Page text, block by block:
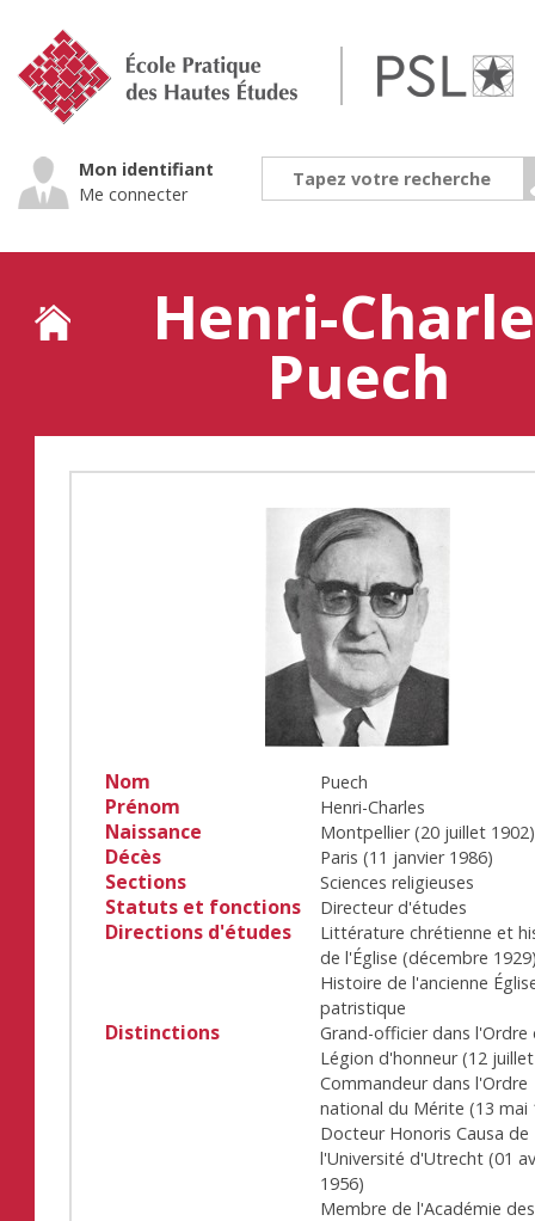
navigation
Mon identifiant
Me connecter
Henri-
Puech
Back
Nom Puech
Prénom Henri-Charles
Naissance Montpellier (20 juillet 1902)
Décès Paris (11 janvier 1986)
Sections Sciences religieuses
Statuts et fonctions Directeur d'études
Directions d'études
Littérature chrétienne et
de l'Église (décembre 1929
Histoire de l'ancienne
patristique
Distinctions
Grand-officier dans l'Ordre
Légion d'honneur (12
Commandeur dans l'Ordre
national du Mérite (13 mai
Docteur Honoris Causa de
l'Université d'Utrecht (01
1956)
Membre de l'Académie des